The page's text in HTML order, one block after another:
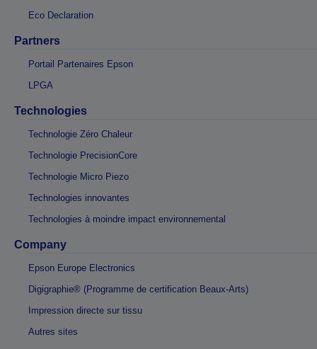
Eco Declaration
Partners
Portail Partenaires Epson
LPGA
Technologies
Technologie Zéro Chaleur
Technologie PrecisionCore
Technologie Micro Piezo
Technologies innovantes
Technologies à moindre impact environnemental
Company
Epson Europe Electronics
Digigraphie® (Programme de certification Beaux-Arts)
Impression directe sur tissu
Autres sites